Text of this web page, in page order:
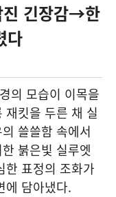
긴장감→한
다
의 모습이 이목을
재킷을 두른 채 실
쓸쓸함 속에서
붉은빛 실루엣
한 표정의 조화가
에 담아냈다.